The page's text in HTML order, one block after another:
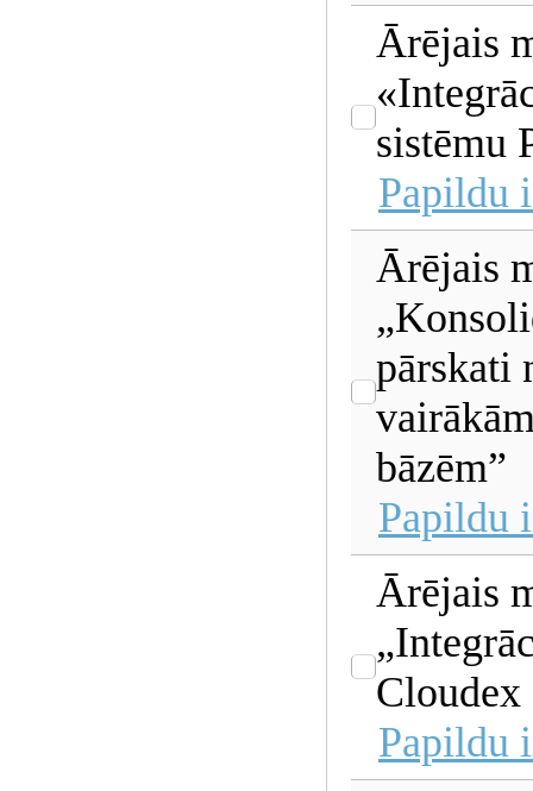
Ārējais
sistēmu
Papildu
Ārējais
pārskati
bāzēm”
Papildu
Ārējais
Cloudex
Papildu